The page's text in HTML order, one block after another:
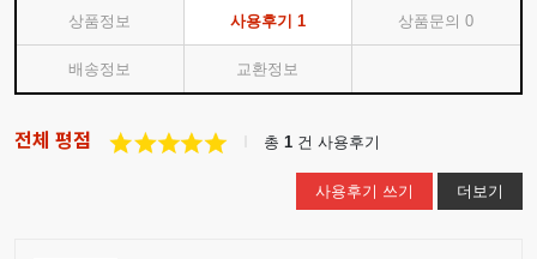
상품정보 사용후기 1 상품문의0
배송정보 교환정보
전체 평점 총 1 건 사용후기
사용후기 쓰기 더보기